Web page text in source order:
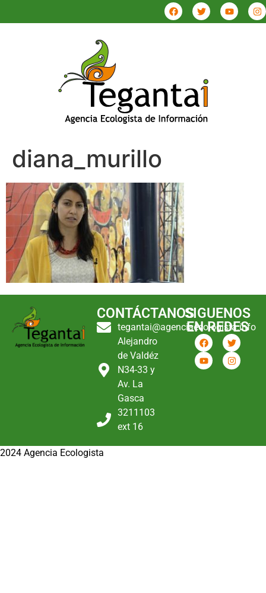
diana_murillo
CONTÁCTANOS
tegantai@agenciaecologista.info
Alejandro
de Valdéz
N34-33 y
Av. La
Gasca
3211103
ext 16
SIGUENOS
EN REDES
2024 Agencia Ecologista